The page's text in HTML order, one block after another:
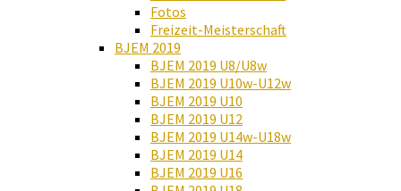
Fotos
Freizeit-Meisterschaft
BJEM 2019
BJEM 2019 U8/U8w
BJEM 2019 U10w-U12w
BJEM 2019 U10
BJEM 2019 U12
BJEM 2019 U14w-U18w
BJEM 2019 U14
BJEM 2019 U16